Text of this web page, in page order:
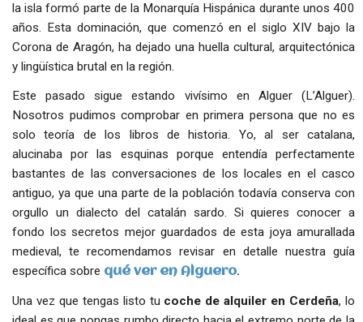
la isla formó parte de la Monarquía Hispánica durante unos 400
años. Esta dominación, que comenzó en el siglo XIV bajo la
Corona de Aragón, ha dejado una huella cultural, arquitectónica
y lingüística brutal en la región.
Este pasado sigue estando vivísimo en Alguer (L’Alguer).
Nosotros pudimos comprobar en primera persona que no es
solo teoría de los libros de historia. Yo, al ser catalana,
alucinaba por las esquinas porque entendía perfectamente
bastantes de las conversaciones de los locales en el casco
antiguo, ya que una parte de la población todavía conserva con
orgullo un dialecto del catalán sardo. Si quieres conocer a
fondo los secretos mejor guardados de esta joya amurallada
medieval, te recomendamos revisar en detalle nuestra guía
específica sobre qué ver en Alguero.
Una vez que tengas listo tu coche de alquiler en Cerdeña, lo